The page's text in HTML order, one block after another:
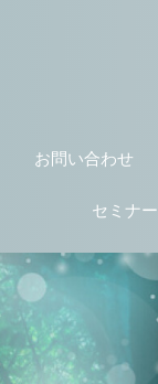
お問い合わせ
セミナー